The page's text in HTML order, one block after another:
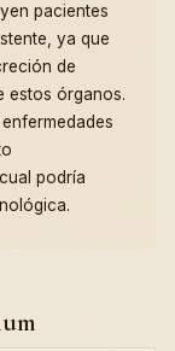
pacientes
ya que
de
estos órganos.
podría